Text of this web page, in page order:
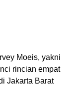
Moeis, yakni
rincian empat
Jakarta Barat